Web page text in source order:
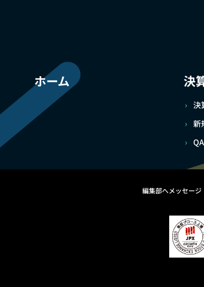
ホーム 決
決
新
QA
編集部へメッセージ